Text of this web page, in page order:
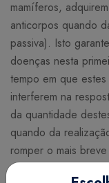
mamíferos,
anticorpos quando
passiva). Isto
doenças nesta
tempo em que
interferem na
da quantidade
quando da
romper o mais
maternos e induzir a